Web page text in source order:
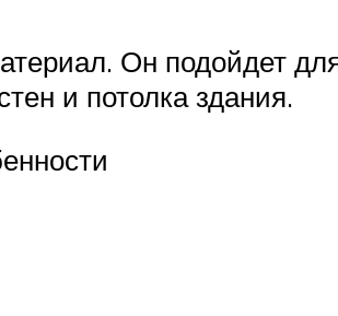
Он подойдет
и потолка здания.